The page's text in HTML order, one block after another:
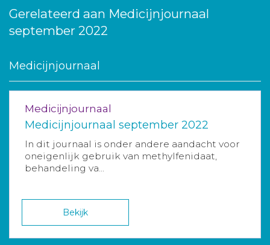
Gerelateerd aan Medicijnjournaal
september 2022
Medicijnjournaal
Medicijnjournaal
Medicijnjournaal september 2022
In dit journaal is onder andere aandacht voor
oneigenlijk gebruik van methylfenidaat,
behandeling va...
Bekijk